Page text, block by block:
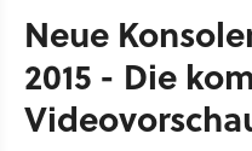
Neue
2015 - Die